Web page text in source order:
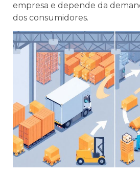
empresa e depende da
dos consumidores.